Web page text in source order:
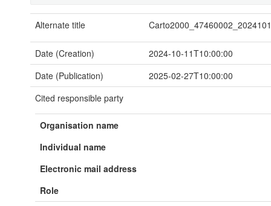
Alternate title
Date (Creation)
2024-10-11T10:00:00
Date (Publication)
2025-02-27T10:00:00
Cited responsible party
Organisation name
Individual name
Electronic mail address
Role